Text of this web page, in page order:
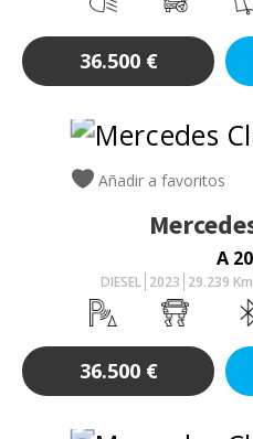
36.500 €
Añadir a favoritos
A
DIESEL 2023 29.239 Km
36.500 €